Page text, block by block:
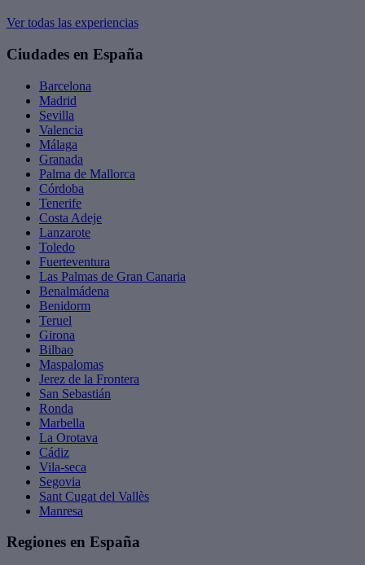
Ver todas las experiencias
Ciudades en España
Barcelona
Madrid
Sevilla
Valencia
Málaga
Granada
Palma de Mallorca
Córdoba
Tenerife
Costa Adeje
Lanzarote
Toledo
Fuerteventura
Las Palmas de Gran Canaria
Benalmádena
Benidorm
Teruel
Girona
Bilbao
Maspalomas
Jerez de la Frontera
San Sebastián
Ronda
Marbella
La Orotava
Cádiz
Vila-seca
Segovia
Sant Cugat del Vallès
Manresa
Regiones en España